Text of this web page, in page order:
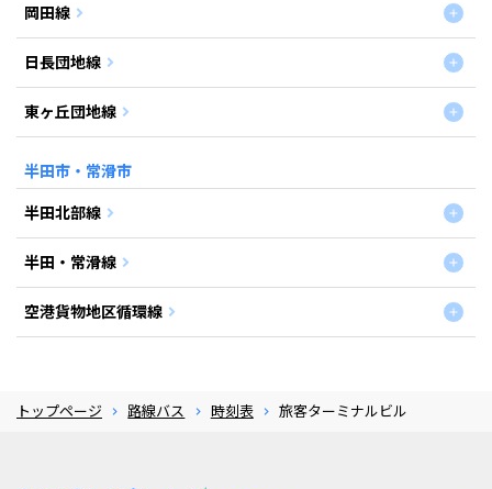
岡田線
日長団地線
東ヶ丘団地線
半田市・常滑市
半田北部線
半田・常滑線
空港貨物地区循環線
トップページ 路線バス 時刻表 旅客ターミナルビル